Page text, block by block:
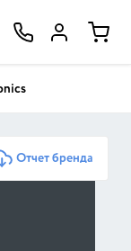
Отчет бренда